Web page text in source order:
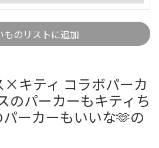
ものリストに追加
×キティ コラボパーカ
のパーカーもキティち
ーカーもいいな🫶の